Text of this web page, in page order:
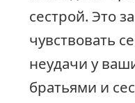
сестрой. Это
чувствовать
неудачи у
братьями и